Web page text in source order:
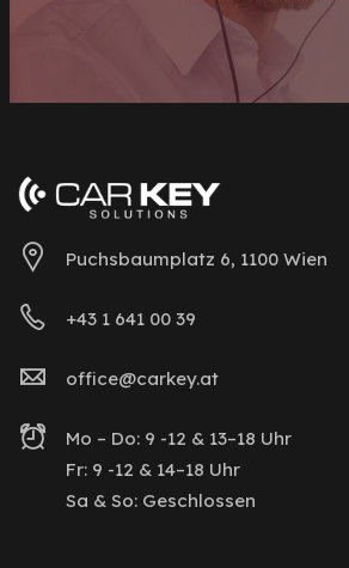
Puchsbaumplatz 6, 1100 Wien
+43 1 641 00 39
office@carkey.at
Mo – Do: 9 -12 & 13–18 Uhr
Fr: 9 -12 & 14–18 Uhr
Sa & So: Geschlossen